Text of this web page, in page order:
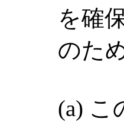
を確
のた
(a) こ